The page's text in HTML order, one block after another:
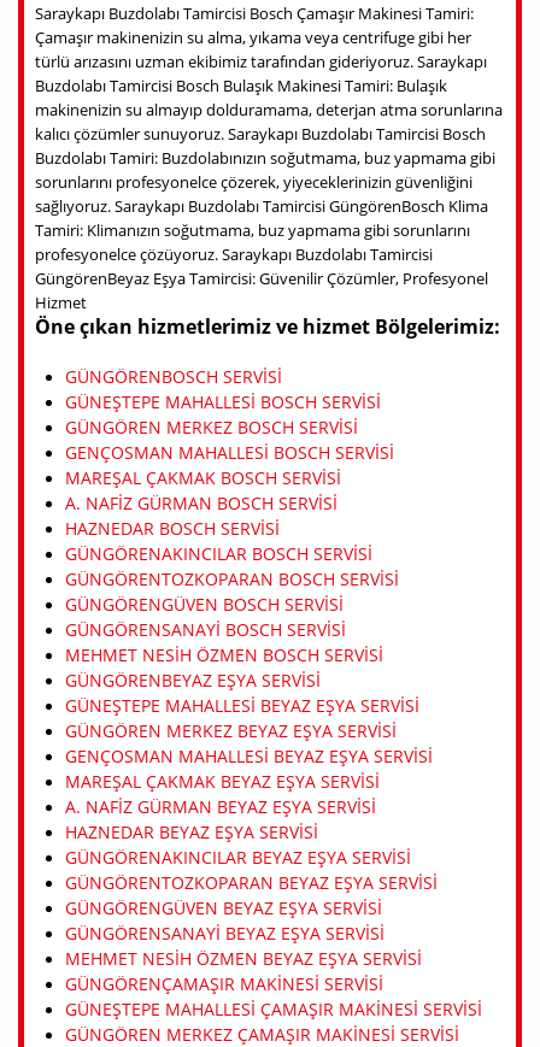
Saraykapı Buzdolabı Tamircisi Bosch Çamaşır Makinesi Tamiri:
Çamaşır makinenizin su alma, yıkama veya centrifuge gibi her
türlü arızasını uzman ekibimiz tarafından gideriyoruz. Saraykapı
Buzdolabı Tamircisi Bosch Bulaşık Makinesi Tamiri: Bulaşık
makinenizin su almayıp dolduramama, deterjan atma sorunlarına
kalıcı çözümler sunuyoruz. Saraykapı Buzdolabı Tamircisi Bosch
Buzdolabı Tamiri: Buzdolabınızın soğutmama, buz yapmama gibi
sorunlarını profesyonelce çözerek, yiyeceklerinizin güvenliğini
sağlıyoruz. Saraykapı Buzdolabı Tamircisi GüngörenBosch Klima
Tamiri: Klimanızın soğutmama, buz yapmama gibi sorunlarını
profesyonelce çözüyoruz. Saraykapı Buzdolabı Tamircisi
GüngörenBeyaz Eşya Tamircisi: Güvenilir Çözümler, Profesyonel
Hizmet
Öne çıkan hizmetlerimiz ve hizmet Bölgelerimiz:
GÜNGÖRENBOSCH SERVISI
GÜNEŞTEPE MAHALLESI BOSCH SERVISI
GÜNGÖREN MERKEZ BOSCH SERVISI
GENÇOSMAN MAHALLESI BOSCH SERVISI
MAREŞAL ÇAKMAK BOSCH SERVISI
A. NAFIZ GÜRMAN BOSCH SERVISI
HAZNEDAR BOSCH SERVISI
GÜNGÖRENAKINCILAR BOSCH SERVISI
GÜNGÖRENTOZKOPARAN BOSCH SERVISI
GÜNGÖRENGÜVEN BOSCH SERVISI
GÜNGÖRENSANAYI BOSCH SERVISI
MEHMET NESIH ÖZMEN BOSCH SERVISI
GÜNGÖRENBEYAZ EŞYA SERVISI
GÜNEŞTEPE MAHALLESI BEYAZ EŞYA SERVISI
GÜNGÖREN MERKEZ BEYAZ EŞYA SERVISI
GENÇOSMAN MAHALLESI BEYAZ EŞYA SERVISI
MAREŞAL ÇAKMAK BEYAZ EŞYA SERVISI
A. NAFIZ GÜRMAN BEYAZ EŞYA SERVISI
HAZNEDAR BEYAZ EŞYA SERVISI
GÜNGÖRENAKINCILAR BEYAZ EŞYA SERVISI
GÜNGÖRENTOZKOPARAN BEYAZ EŞYA SERVISI
GÜNGÖRENGÜVEN BEYAZ EŞYA SERVISI
GÜNGÖRENSANAYI BEYAZ EŞYA SERVISI
MEHMET NESIH ÖZMEN BEYAZ EŞYA SERVISI
GÜNGÖRENÇAMAŞIR MAKINESI SERVISI
GÜNEŞTEPE MAHALLESI ÇAMAŞIR MAKINESI SERVISI
GÜNGÖREN MERKEZ ÇAMAŞIR MAKINESI SERVISI